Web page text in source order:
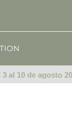
al 10 de agosto